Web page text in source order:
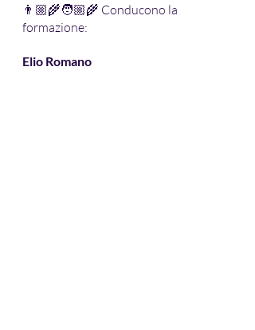
👨🏼‍🌾🧑🏼‍🌾 Conducono la
formazione:
Elio Romano